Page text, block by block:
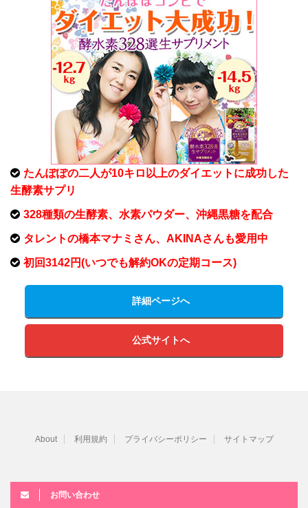
たんぽぽの二人が10キロ以上のダイエットに成功した
生酵素サプリ
328種類の生酵素、水素パウダー、沖縄黒糖を配合
タレントの橋本マナミさん、AKINAさんも愛用中
初回3142円(いつでも解約OKの定期コース)
詳細ページへ
公式サイトへ
About 利用規約 プライバシーポリシー サイトマップ
お問い合わせ